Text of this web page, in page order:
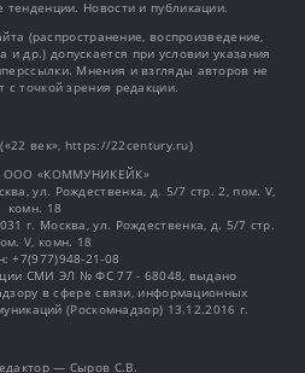
тенденции. Новости и публикации.
(распространение, воспроизведение,
и др.) допускается при условии указания
Мнения и взгляды авторов не
с точкой зрения редакции.
век», https://22century.ru)
OOO «КОММУНИКЕЙК»
ул. Рождественка, д. 5/7 стр. 2, пом. V,
комн. 18
г. Москва, ул. Рождественка, д. 5/7 стр.
V, комн. 18
+7(977)948-21-08
СМИ ЭЛ № ФС 77 - 68048, выдано
в сфере связи, информационных
(Роскомнадзор) 13.12.2016 г.
— Сыров С.В.